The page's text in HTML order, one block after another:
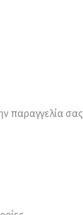
παραγγελία σας